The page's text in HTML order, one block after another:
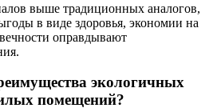
выше традиционных аналогов,
в виде здоровья, экономии на
оправдывают
экологичных
помещений?